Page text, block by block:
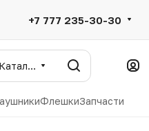
+7 777 235-30-30
Каталог
ФлешкиЗапчасти